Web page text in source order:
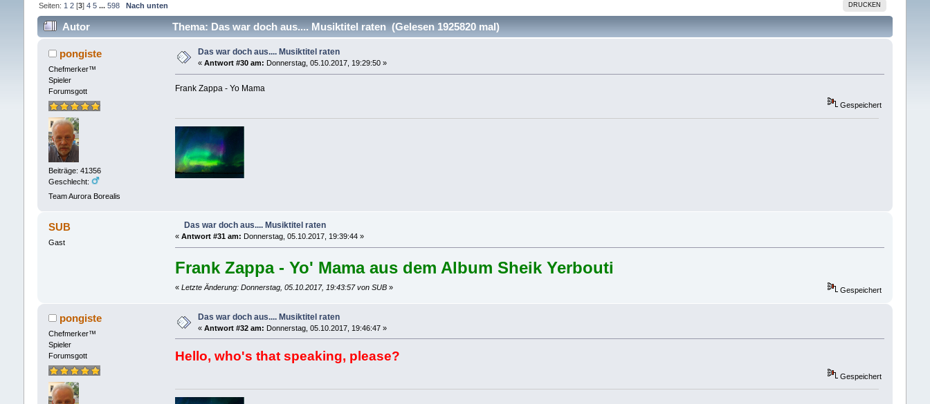
DRUCKEN
Seiten: 1 2[3] 4 5 ... 598 Nach unten
Autor Thema: Das war doch aus.... Musiktitel raten (Gelesen 1925820 mal)
pongiste
Chefmerker™
Spieler
Forumsgott
Beiträge: 41356
Geschlecht:
Team Aurora Borealis
Das war doch aus.... Musiktitel raten
« Antwort #30 am: Donnerstag, 05.10.2017, 19:29:50 »
Frank Zappa - Yo Mama
Gespeichert
SUB
Gast
Das war doch aus.... Musiktitel raten
«Antwort #31 am: Donnerstag, 05.10.2017, 19:39:44 »
Frank Zappa - Yo' Mama aus dem Album Sheik Yerbouti
«Letzte Änderung: Donnerstag, 05.10.2017, 19:43:57 von SUB » Gespeichert
pongiste
Chefmerker™
Spieler
Forumsgott
Das war doch aus.... Musiktitel raten
« Antwort #32 am: Donnerstag, 05.10.2017, 19:46:47 »
Hello, who's that speaking, please?
Gespeichert